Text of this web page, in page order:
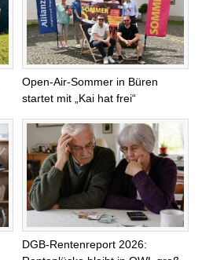
Open-Air-Sommer in Büren
startet mit „Kai hat frei“
DGB-Rentenreport 2026: